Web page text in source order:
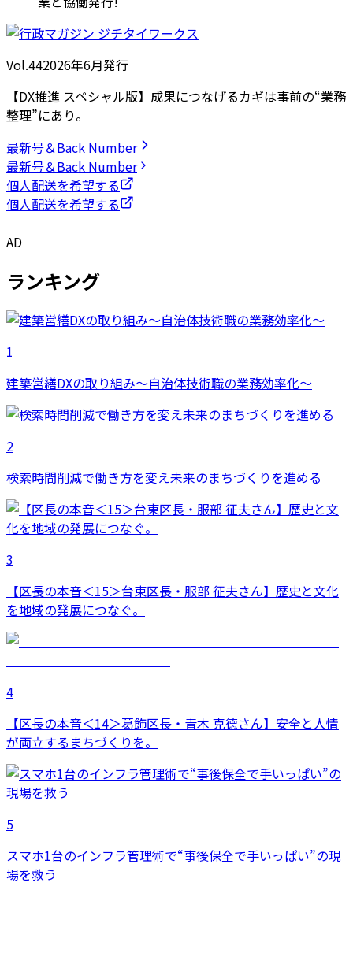
Vol.442026年6月発行
【DX推進 スペシャル版】成果につなげるカギは事前の“業務
整理”にあり。
最新号＆Back Number
最新号＆Back Number
個人配送を希望する
個人配送を希望する
AD
ランキング
1
建築営繕DXの取り組み～自治体技術職の業務効率化～
2
検索時間削減で働き方を変え未来のまちづくりを進める
3
【区長の本音＜15＞台東区長・服部 征夫さん】歴史と文化
を地域の発展につなぐ。
4
【区長の本音＜14＞葛飾区長・青木 克德さん】安全と人情
が両立するまちづくりを。
5
スマホ1台のインフラ管理術で“事後保全で手いっぱい”の現
場を救う